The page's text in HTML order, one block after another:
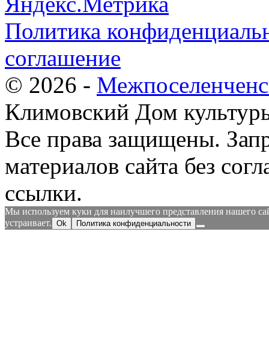
Политика
соглашение
© 2026 -
Климовский Дом
Все права защищены.
материалов сайта без
ссылки.
Мы используем куки для наилучшего представления нашего
устраивает. Ok Политика конфиденциальности